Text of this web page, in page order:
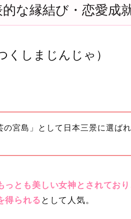
な縁結び・恋愛成
くしまじんじゃ）
の宮島」として日本三景に選ば
っとも美しい女神とされてお
得られる として人気。